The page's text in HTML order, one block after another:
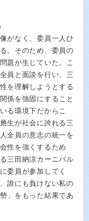
がなく、委員一人ひ
。そのため、委員の
題が生じていた。こ
員と面談を行い、三
を理解しようとする
係を強固にすること
る環境下だからこ
生が社会に誇れる三
全員の意志の統一を
性を強くするため
三田納涼カーニバル
委員が参加してく
誰にも負けない私の
」をもった結果であ